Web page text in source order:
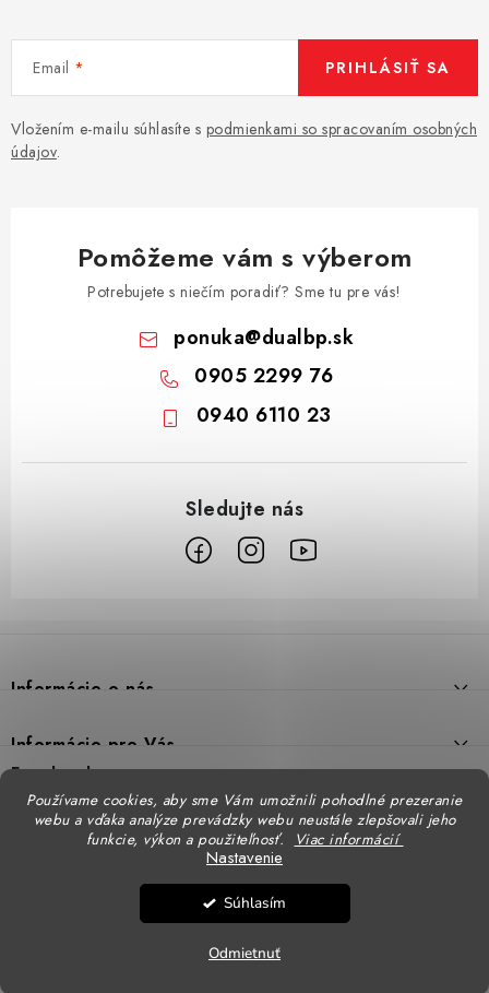
Používame cookies, aby sme Vám umožnili pohodlné prezeranie
webu a vďaka analýze prevádzky webu neustále zlepšovali jeho
funkcie, výkon a použiteľnosť.
Viac informácií
Nastavenie
Odmietnuť
Súhlasím
Email
Vložením e-mailu súhlasíte s podmienkami so spracovaním osobných
údajov.
PRIHLÁSIŤ SA
Pomôžeme vám s výberom
Potrebujete s niečím poradiť? Sme tu pre vás!
ponuka@dualbp.sk
0905 2299 76
0940 6110 23
p
i
Informácie o nás
Prečo DUAL BP
Predajne
Doprava
Informácie pre Vás
Formulár na výmenu tovaru
Facebook
Katalógy
STENSO - kompletné OOPP
CXS - kompletné OOPP
Vytvoril Shoptet